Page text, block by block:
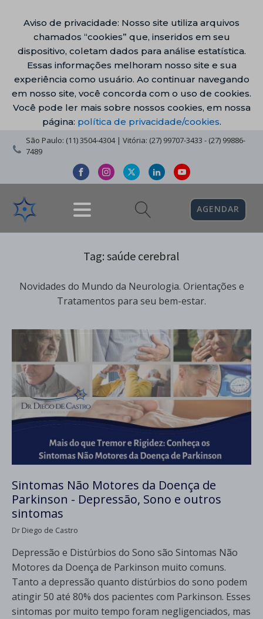
Aviso de privacidade: Nosso site utiliza arquivos
chamados “cookies” que, inseridos em seu
dispositivo, coletam dados para análise estatística.
Essas informações melhoram nosso site e sua
experiência como usuário. Ao continuar navegando
em nosso site, você concorda com o uso de cookies.
Você pode ler mais sobre nossos cookies, em nossa
página: política de privacidade/cookies.
São Paulo: (11) 3504-4304 | Vitória: (27) 99707-3433 - (27) 99886-
7489
AGENDAR
Tag: saúde cerebral
Novidades do Mundo da Neurologia. Orientações e
Tratamentos para seu bem-estar.
Sintomas Não Motores da Doença de
Parkinson - Depressão, Sono e outros
sintomas
Dr Diego de Castro
Depressão e Distúrbios do Sono são Sintomas Não
Motores da Doença de Parkinson muito comuns.
Tanto a depressão quanto distúrbios do sono podem
atingir 50 até 80% dos pacientes com Parkinson. Esses
sintomas por muito tempo foram negligenciados, mas